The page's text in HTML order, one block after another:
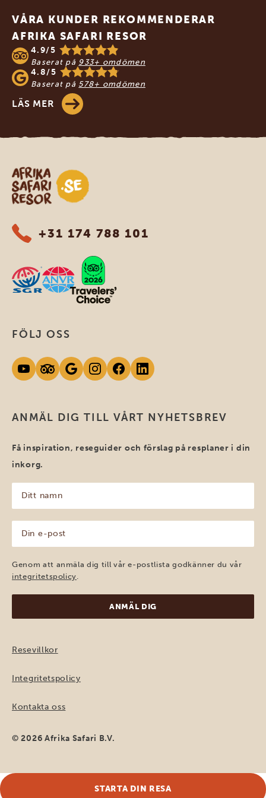
VÅRA KUNDER REKOMMENDERAR
AFRIKA SAFARI RESOR
4.9/5
Baserat på 933+ omdömen
4.8/5
Baserat på 578+ omdömen
LÄS MER
Safari-resor i Afrika
+31 174 788 101
ANMÄL DIG TILL VÅRT NYHETSBREV
Få inspiration, reseguider och förslag på resplaner i din
inkorg.
namn
(Obligatoriskt)
post
(Obligatoriskt)
Genom att anmäla dig till vår e-postlista godkänner du vår
integritetspolicy.
FÖLJ OSS
Resevillkor
Integritetspolicy
Kontakta oss
© 2026 Afrika Safari B.V.
STARTA DIN RESA